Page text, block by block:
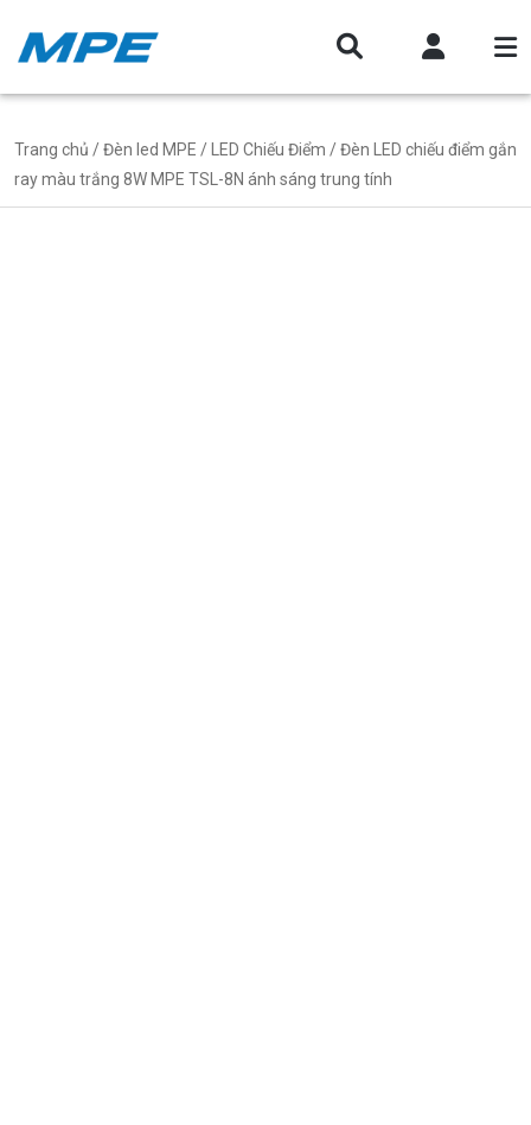
Trang chủ /Đèn led MPE / LED Chiếu Điểm / Đèn LED chiếu điểm gắn
ray màu trắng 8W MPE TSL-8N ánh sáng trung tính